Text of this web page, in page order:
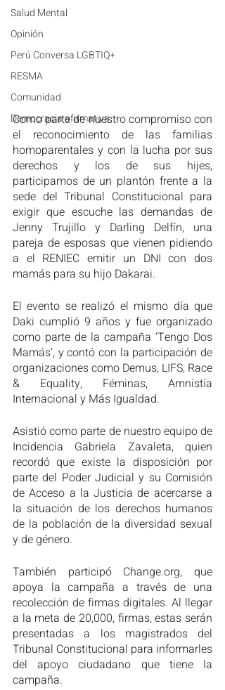
Salud Mental
Opinión
Perú Conversa LGBTIQ+
RESMA
Comunidad
Democracia afirmativa
Como parte de nuestro compromiso con
el reconocimiento de las familias
homoparentales y con la lucha por sus
derechos y los de sus hijes,
participamos de un plantón frente a la
sede del Tribunal Constitucional para
exigir que escuche las demandas de
Jenny Trujillo y Darling Delfín, una
pareja de esposas que vienen pidiendo
a el RENIEC emitir un DNI con dos
mamás para su hijo Dakarai.
El evento se realizó el mismo día que
Daki cumplió 9 años y fue organizado
como parte de la campaña ‘Tengo Dos
Mamás’, y contó con la participación de
organizaciones como Demus, LIFS, Race
& Equality, Féminas, Amnistía
Internacional y Más Igualdad.
Asistió como parte de nuestro equipo de
Incidencia Gabriela Zavaleta, quien
recordó que existe la disposición por
parte del Poder Judicial y su Comisión
de Acceso a la Justicia de acercarse a
la situación de los derechos humanos
de la población de la diversidad sexual
y de género.
También participó Change.org, que
apoya la campaña a través de una
recolección de firmas digitales. Al llegar
a la meta de 20,000, firmas, estas serán
presentadas a los magistrados del
Tribunal Constitucional para informarles
del apoyo ciudadano que tiene la
campaña.